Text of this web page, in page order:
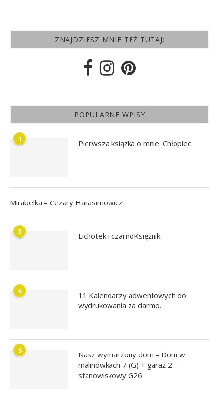
ZNAJDZIESZ MNIE TEŻ TUTAJ:
POPULARNE WPISY
1 Pierwsza książka o mnie. Chłopiec.
Mirabelka – Cezary Harasimowicz
3 Lichotek i czarnoKsiężnik.
4
11 Kalendarzy adwentowych do
wydrukowania za darmo.
5
Nasz wymarzony dom – Dom w
malinówkach 7 (G) + garaż 2-
stanowiskowy G26